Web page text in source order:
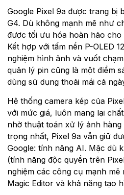
Google Pixel 9a được trang bị
G4. Dù không mạnh mẽ như
được tối ưu hóa hoàn hảo
Kết hợp với tấm nền P-OLED
nghiệm hình ảnh và vuốt
quản lý pin cũng là một điểm
dùng sử dụng thoải mái cả
Hệ thống camera kép của
với mức giá, luôn mang lại
nhờ thuật toán xử lý ảnh hàng
trọng nhất, Pixel 9a vẫn giữ
Google: tính năng AI. Mặc dù
(tính năng độc quyền trên
nghiệm các công cụ mạnh
Magic Editor và khả năng tạo